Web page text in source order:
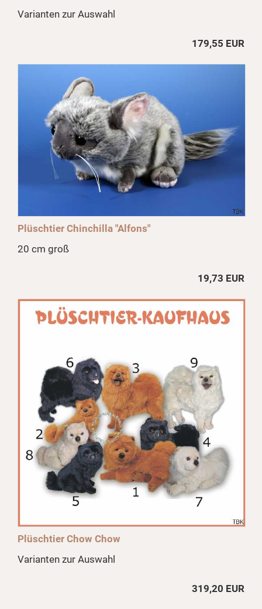
Varianten zur Auswahl
179,55 EUR
Plüschtier Chinchilla "Alfons"
20 cm groß
19,73 EUR
Plüschtier Chow Chow
Varianten zur Auswahl
319,20 EUR